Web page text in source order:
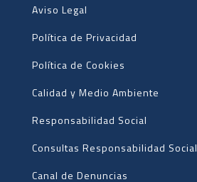
Aviso Legal
Política de Privacidad
Política de Cookies
Calidad y Medio Ambiente
Responsabilidad Social
Consultas Responsabilidad Social
Canal de Denuncias